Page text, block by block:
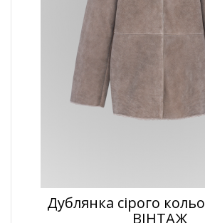
Дублянка сірого
ВІНТАЖ